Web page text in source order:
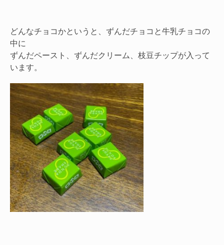
どんなチョコかというと、ずんだチョコと牛乳チョコの
中に
ずんだペースト、ずんだクリーム、枝豆チップが入って
います。